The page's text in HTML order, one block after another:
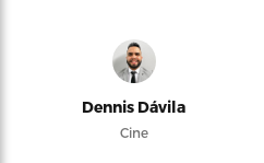
Dennis Dávila
Cine